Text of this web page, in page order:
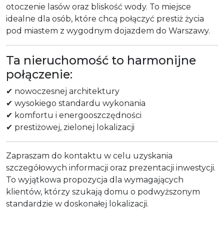
otoczenie lasów oraz bliskość wody. To miejsce
idealne dla osób, które chcą połączyć prestiż życia
pod miastem z wygodnym dojazdem do Warszawy.
Ta nieruchomość to harmonijne
połączenie:
✔ nowoczesnej architektury
✔ wysokiego standardu wykonania
✔ komfortu i energooszczędności
✔ prestiżowej, zielonej lokalizacji
Zapraszam do kontaktu w celu uzyskania
szczegółowych informacji oraz prezentacji inwestycji.
To wyjątkowa propozycja dla wymagających
klientów, którzy szukają domu o podwyższonym
standardzie w doskonałej lokalizacji.